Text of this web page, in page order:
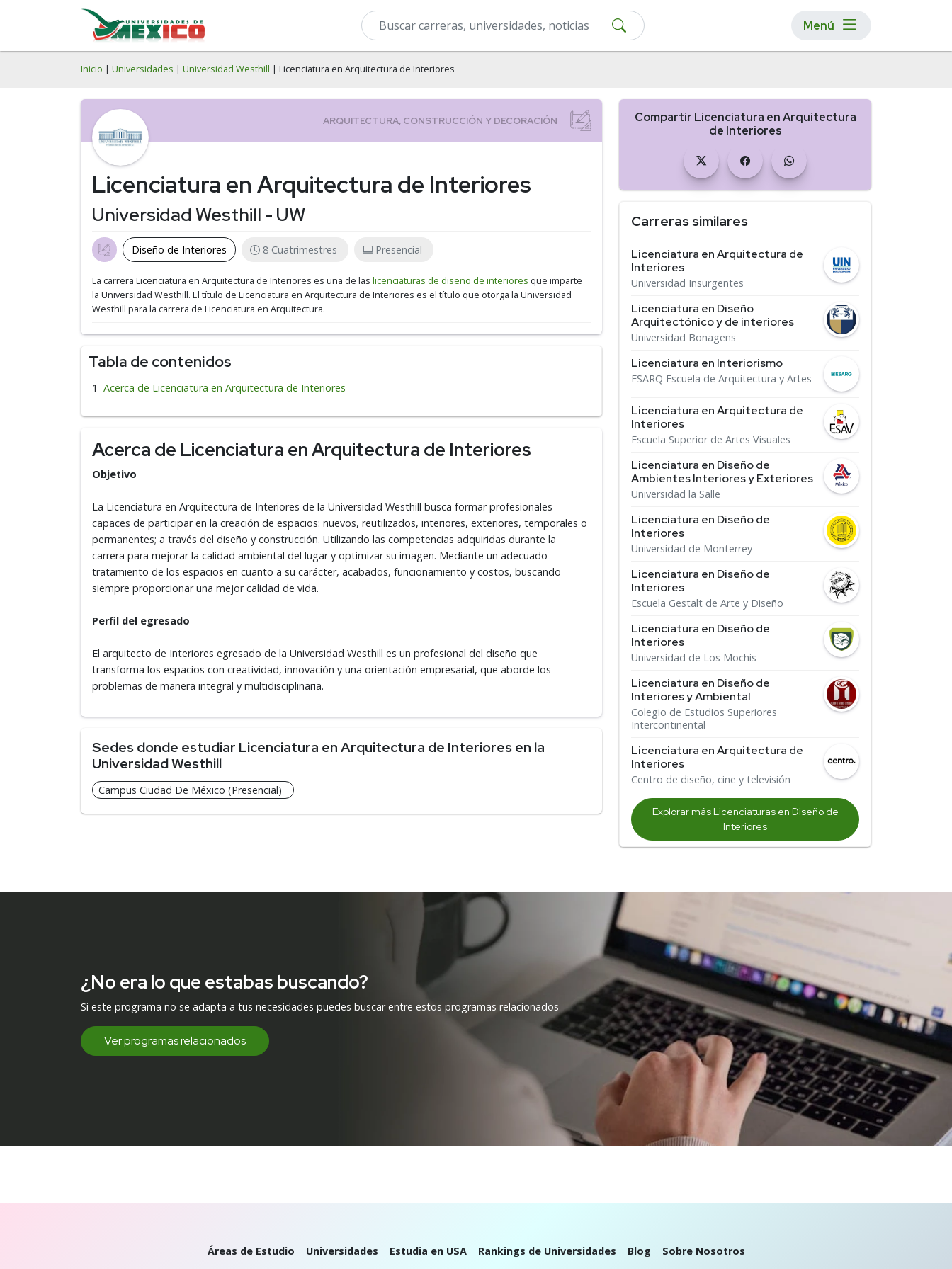
Menú
Inicio | Universidades | Universidad Westhill | Licenciatura en Arquitectura de Interiores
Licenciatura en Arquitectura de Interiores
Universidad Westhill - UW
Diseño de Interiores 8 Cuatrimestres Presencial
La carrera Licenciatura en Arquitectura de Interiores es una de las licenciaturas de diseño de interiores que imparte
la Universidad Westhill. El título de Licenciatura en Arquitectura de Interiores es el título que otorga la Universidad
Westhill para la carrera de Licenciatura en Arquitectura.
Tabla de contenidos
Acerca de Licenciatura en Arquitectura de Interiores
Acerca de Licenciatura en Arquitectura de Interiores
Objetivo
La Licenciatura en Arquitectura de Interiores de la Universidad Westhill busca formar profesionales
capaces de participar en la creación de espacios: nuevos, reutilizados, interiores, exteriores, temporales o
permanentes; a través del diseño y construcción. Utilizando las competencias adquiridas durante la
carrera para mejorar la calidad ambiental del lugar y optimizar su imagen. Mediante un adecuado
tratamiento de los espacios en cuanto a su carácter, acabados, funcionamiento y costos, buscando
siempre proporcionar una mejor calidad de vida.
Perfil del egresado
El arquitecto de Interiores egresado de la Universidad Westhill es un profesional del diseño que
transforma los espacios con creatividad, innovación y una orientación empresarial, que aborde los
problemas de manera integral y multidisciplinaria.
Sedes donde estudiar Licenciatura en Arquitectura de Interiores en la
Universidad Westhill
Campus Ciudad De México (Presencial)
Compartir Licenciatura en Arquitectura
de Interiores
Carreras similares
Licenciatura en Arquitectura de
Interiores
Universidad Insurgentes
Licenciatura en Diseño
Arquitectónico y de interiores
Universidad Bonagens
Licenciatura en Interiorismo
ESARQ Escuela de Arquitectura y Artes
Licenciatura en Arquitectura de
Interiores
Escuela Superior de Artes Visuales
Licenciatura en Diseño de
Ambientes Interiores y Exteriores
Universidad la Salle
Licenciatura en Diseño de
Interiores
Universidad de Monterrey
Licenciatura en Diseño de
Interiores
Escuela Gestalt de Arte y Diseño
Licenciatura en Diseño de
Interiores
Universidad de Los Mochis
Licenciatura en Diseño de
Interiores y Ambiental
Colegio de Estudios Superiores
Intercontinental
Licenciatura en Arquitectura de
Interiores
Centro de diseño, cine y televisión
Explorar más Licenciaturas en Diseño de
Interiores
¿No era lo que estabas buscando?
Si este programa no se adapta a tus necesidades puedes buscar entre estos programas relacionados
Ver programas relacionados
Áreas de Estudio Universidades Estudia en USA Rankings de Universidades Blog Sobre Nosotros